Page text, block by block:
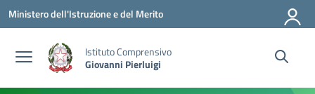
Vai ai contenuti
Vai al menu di navigazione
Vai al footer
Ministero dell'Istruzione e del Merito
Istituto Comprensivo
Giovanni Pierluigi